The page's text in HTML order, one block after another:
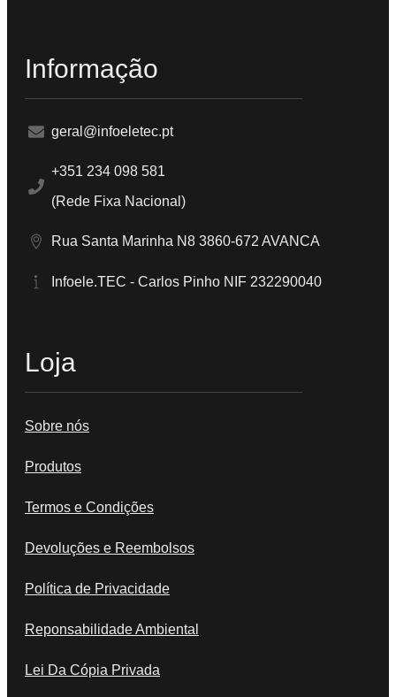
Informação
geral@infoeletec.pt
+351 234 098 581
(Rede Fixa Nacional)
Rua Santa Marinha N8 3860-672 AVANCA
Infoele.TEC - Carlos Pinho NIF 232290040
Loja
Sobre nós
Produtos
Termos e Condições
Devoluções e Reembolsos
Política de Privacidade
Reponsabilidade Ambiental
Lei Da Cópia Privada